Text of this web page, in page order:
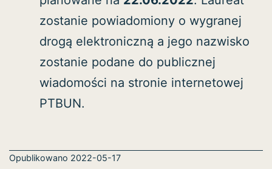
zostanie powiadomiony o wygranej
drogą elektroniczną a jego nazwisko
zostanie podane do publicznej
wiadomości na stronie internetowej
PTBUN.
Opublikowano 2022-05-17